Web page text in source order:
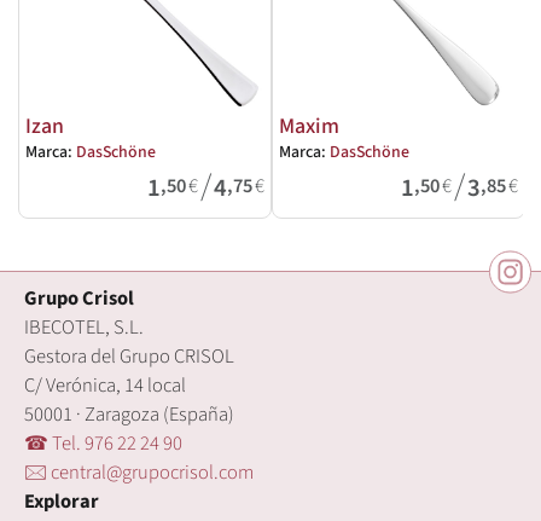
Izan
Marca: DasSchöne
1,50€/4,75€
Maxim
Marca: DasSchöne
1,50€/3,85€
Grupo Crisol
IBECOTEL, S.L.
Gestora del Grupo CRISOL
C/ Verónica, 14 local
50001 · Zaragoza (España)
☎ Tel. 976 22 24 90
🖂 central@grupocrisol.com
Explorar